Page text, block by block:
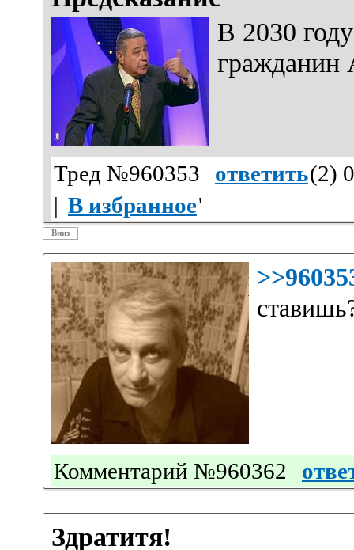
В 2030
Тред №960353 ответить(2)
| В избранное'
Вниз
Комментарий №960362
Здратитя!